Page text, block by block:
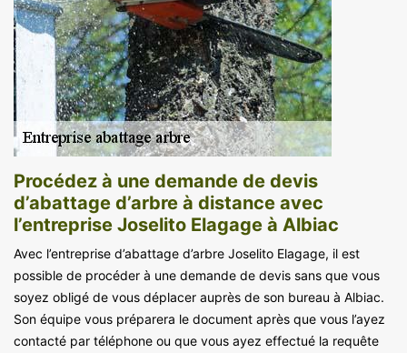
Procédez à une demande de devis
d’abattage d’arbre à distance avec
l’entreprise Joselito Elagage à Albiac
Avec l’entreprise d’abattage d’arbre Joselito Elagage, il est
possible de procéder à une demande de devis sans que vous
soyez obligé de vous déplacer auprès de son bureau à Albiac.
Son équipe vous préparera le document après que vous l’ayez
contacté par téléphone ou que vous ayez effectué la requête